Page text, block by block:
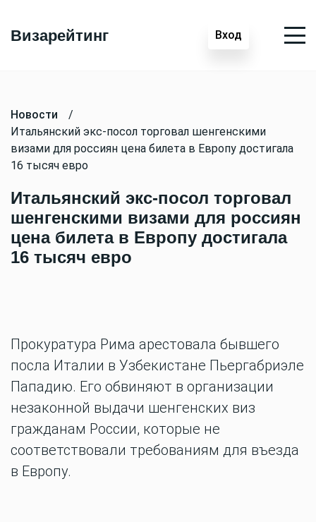
Визарейтинг Вход
Новости
/
Итальянский экс-посол торговал шенгенскими
визами для россиян цена билета в Европу достигала
16 тысяч евро
Итальянский экс-посол торговал
шенгенскими визами для россиян
цена билета в Европу достигала
16 тысяч евро
Прокуратура Рима арестовала бывшего
посла Италии в Узбекистане Пьергабриэле
Пападию. Его обвиняют в организации
незаконной выдачи шенгенских виз
гражданам России, которые не
соответствовали требованиям для въезда
в Европу.